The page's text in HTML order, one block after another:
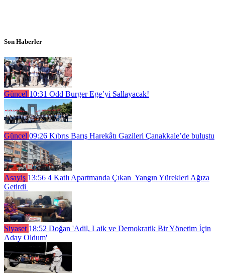
Son Haberler
Güncel 10:31 Odd Burger Ege’yi Sallayacak!
Güncel 09:26 Kıbrıs Barış Harekâtı Gazileri Çanakkale’de buluştu
Asayiş 13:56 4 Katlı Apartmanda Çıkan Yangın Yürekleri Ağıza
Getirdi
Siyaset 18:52 Doğan 'Adil, Laik ve Demokratik Bir Yönetim İçin
Aday Oldum'